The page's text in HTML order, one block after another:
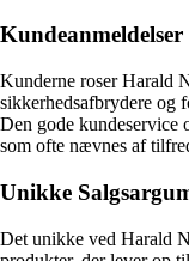
Kundeanmeldelser
Kunderne roser Harald
sikkerhedsafbrydere og
Den gode kundeservice
som ofte nævnes af
Unikke
Det unikke ved Harald